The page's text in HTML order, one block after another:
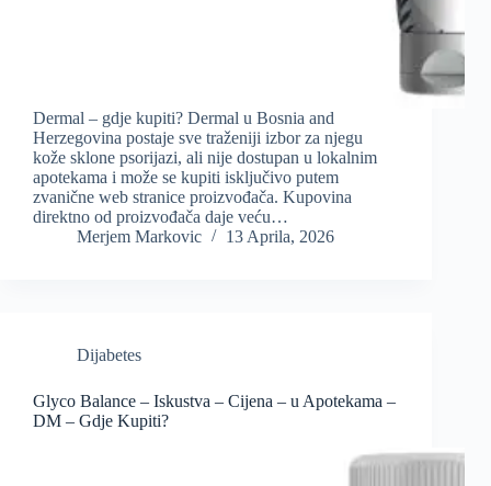
Dermal – gdje kupiti? Dermal u Bosnia and
Herzegovina postaje sve traženiji izbor za njegu
kože sklone psorijazi, ali nije dostupan u lokalnim
apotekama i može se kupiti isključivo putem
zvanične web stranice proizvođača. Kupovina
direktno od proizvođača daje veću…
Merjem Markovic
13 Aprila, 2026
Dijabetes
Glyco Balance – Iskustva – Cijena – u Apotekama –
DM – Gdje Kupiti?